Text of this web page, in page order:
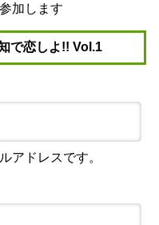
加します
で恋しよ!! Vol.1
アドレスです。